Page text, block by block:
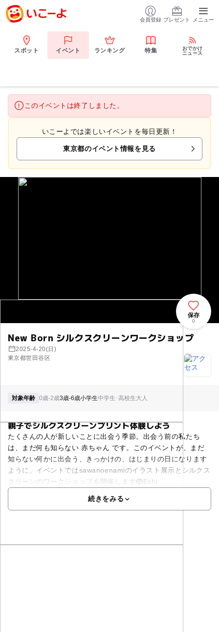
会員登録 プレゼント メニュー
スポット イベント ランキング 特集
おでかけ
ニュース
このイベントは終了しました。
いこーよでは楽しいイベントを毎日更新！
東京都のイベント情報を見る
New Born シルクスクリーンワークショップ
2025-4-20(日)
東京都世田谷区
保存
0
対象年齢 0歳-2歳3歳-6歳小学生中学生･高校生大人
親子でシルクスクリーンプリント体験しよう
たくさんの人が新しいことに出会う季節。出会う前の私たち
は、まだ何も知らない 赤ちゃん です。このイベントが、まだ
知らない何かに出会う、きっかけの、はじまりの日になります
ように。イベントではsawanoenamiのイラスト展示とシルクス
クリーンのワークショップを開催します🪺Exhi
続きをみる